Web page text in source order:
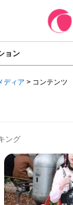
ョン
ディア > コンテンツ
ング